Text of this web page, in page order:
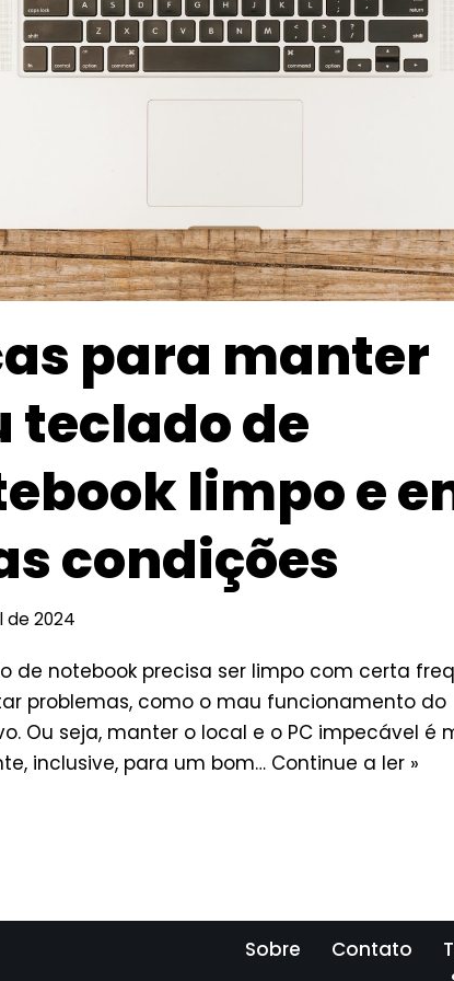
para manter
teclado de
limpo e
condições
de 2024
de notebook precisa ser limpo com certa
problemas, como o mau funcionamento do
Ou seja, manter o local e o PC impecável é
inclusive, para um bom… Continue a ler »
Sobre Contato